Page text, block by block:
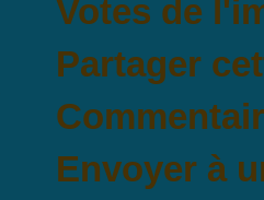
Votes de
Partager
Envoyer à